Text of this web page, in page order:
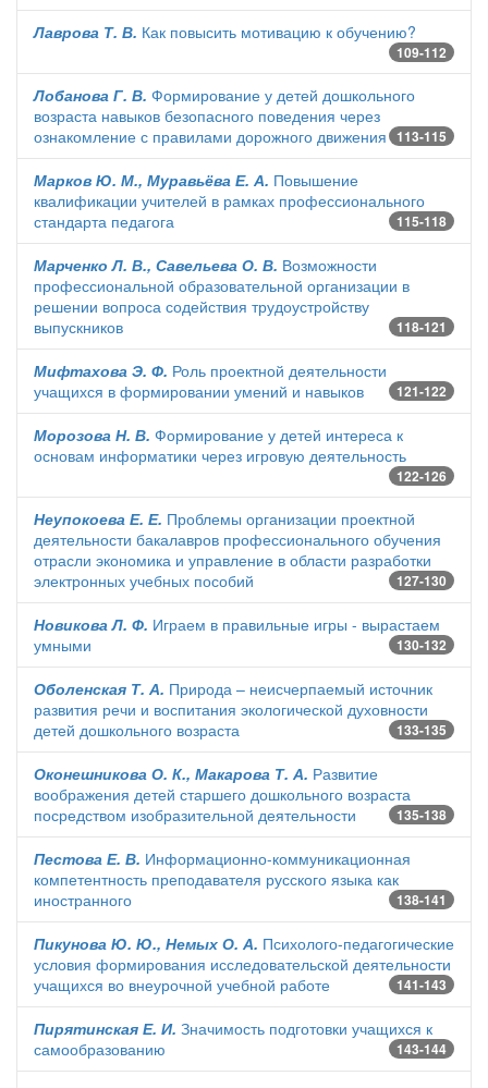
Лаврова Т. В. Как повысить мотивацию к обучению?
109-112
Лобанова Г. В. Формирование у детей дошкольного
возраста навыков безопасного поведения через
ознакомление с правилами дорожного движения 113-115
Марков Ю. М., Муравьёва Е. А. Повышение
квалификации учителей в рамках профессионального
стандарта педагога
115-118
Марченко Л. В., Савельева О. В. Возможности
профессиональной образовательной организации в
решении вопроса содействия трудоустройству
выпускников
118-121
Мифтахова Э. Ф. Роль проектной деятельности
учащихся в формировании умений и навыков
121-122
Морозова Н. В. Формирование у детей интереса к
основам информатики через игровую деятельность
122-126
Неупокоева Е. Е. Проблемы организации проектной
деятельности бакалавров профессионального обучения
отрасли экономика и управление в области разработки
электронных учебных пособий
127-130
Новикова Л. Ф. Играем в правильные игры - вырастаем
умными
130-132
Оболенская Т. А. Природа – неисчерпаемый источник
развития речи и воспитания экологической духовности
детей дошкольного возраста
133-135
Оконешникова О. К., Макарова Т. А. Развитие
воображения детей старшего дошкольного возраста
посредством изобразительной деятельности
135-138
Пестова Е. В. Информационно-коммуникационная
компетентность преподавателя русского языка как
иностранного
138-141
Пикунова Ю. Ю., Немых О. А. Психолого-педагогические
условия формирования исследовательской деятельности
учащихся во внеурочной учебной работе
141-143
Пирятинская Е. И. Значимость подготовки учащихся к
самообразованию
143-144